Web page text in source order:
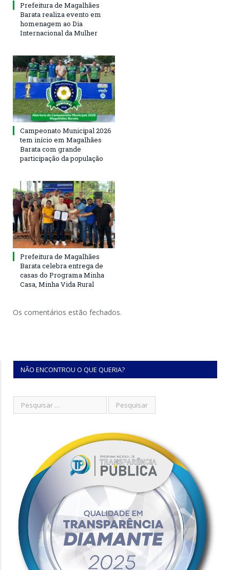
Prefeitura de Magalhães
Barata realiza evento em
homenagem ao Dia
Internacional da Mulher
Campeonato Municipal 2026
tem início em Magalhães
Barata com grande
participação da população
Prefeitura de Magalhães
Barata celebra entrega de
casas do Programa Minha
Casa, Minha Vida Rural
Os comentários estão fechados.
NÃO ENCONTROU O QUE QUERIA?